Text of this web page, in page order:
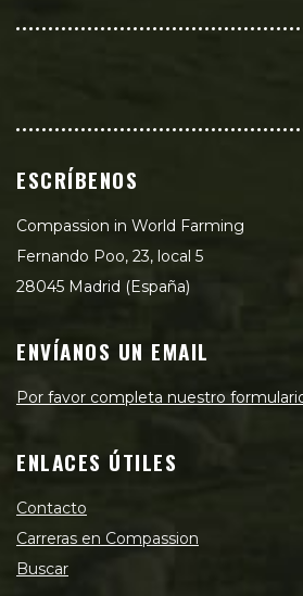
ESCRÍBENOS
Compassion in World Farming
Fernando Poo, 23, local 5
28045 Madrid (España)
ENVÍANOS UN EMAIL
Por favor completa nuestro
ENLACES ÚTILES
Contacto
Carreras en Compassion
Buscar